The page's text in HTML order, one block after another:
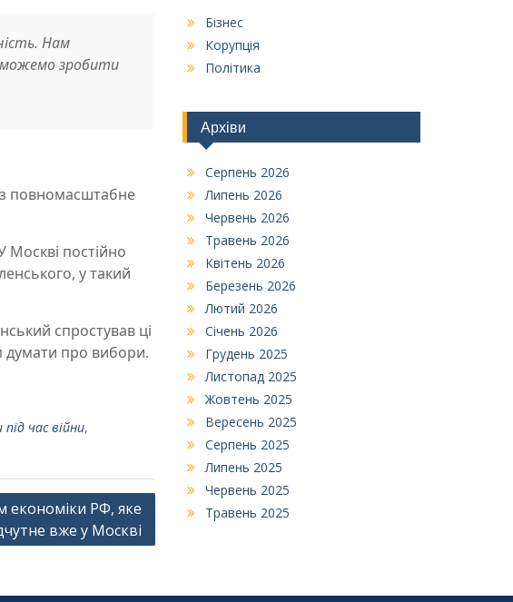
Нам
можемо зробити
повномасштабне
Москві постійно
у такий
спростував ці
думати про вибори.
час війни,
економіки РФ, яке
вже у Москві
Бізнес
Корупція
Політика
Архіви
Серпень 2026
Липень 2026
Червень 2026
Травень 2026
Квітень 2026
Березень 2026
Лютий 2026
Січень 2026
Грудень 2025
Листопад 2025
Жовтень 2025
Вересень 2025
Серпень 2025
Липень 2025
Червень 2025
Травень 2025